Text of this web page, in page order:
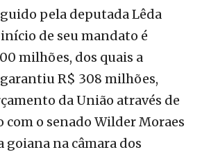
pela deputada Lêda
de seu mandato é
milhões, dos quais a
R$ 308 milhões,
da União através de
com o senado Wilder Moraes
goiana na câmara dos